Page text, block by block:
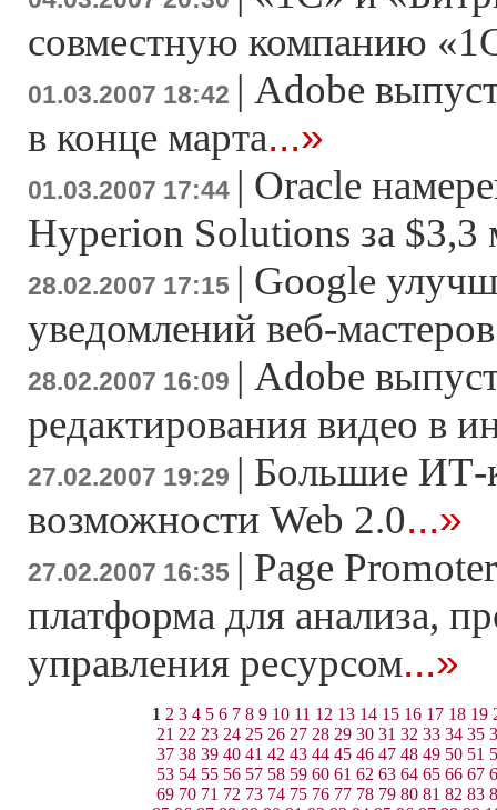
совместную компанию
01.03.2007 18:42 | Adobe
в конце марта...»
01.03.2007 17:44 | Oracle
Hyperion Solutions за
28.02.2007 17:15 | Google
уведомлений веб-мастеров
28.02.2007 16:09 | Adobe
редактирования видео в
27.02.2007 19:29 | Большие ИТ-
возможности Web 2.0...»
27.02.2007 16:35 | Page
платформа для анализа,
управления ресурсом...»
1 2 3 4 5 6 7 8 9 10 11 12 13 14 15 16 17 18 19
21 22 23 24 25 26 27 28 29 30 31 32 33 34 35
37 38 39 40 41 42 43 44 45 46 47 48 49 50 51
53 54 55 56 57 58 59 60 61 62 63 64 65 66 67
69 70 71 72 73 74 75 76 77 78 79 80 81 82 83